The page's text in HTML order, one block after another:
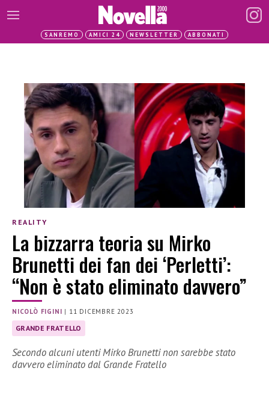
SANREMO AMICI 24 NEWSLETTER ABBONATI
REALITY
La bizzarra teoria su Mirko
Brunetti dei fan dei ‘Perletti’:
“Non è stato eliminato davvero”
NICOLÒ FIGINI | 11 DICEMBRE 2023
GRANDE FRATELLO
Secondo alcuni utenti Mirko Brunetti non sarebbe stato
davvero eliminato dal Grande Fratello